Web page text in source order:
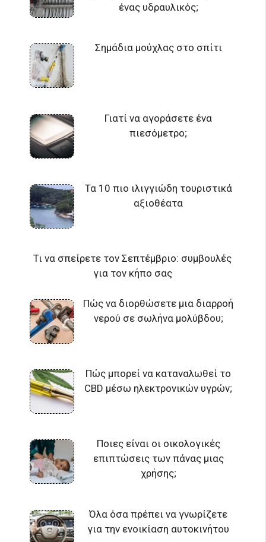
ένας υδραυλικός;
Σημάδια μούχλας στο σπίτι
Γιατί να αγοράσετε ένα
πιεσόμετρο;
Τα 10 πιο ιλιγγιώδη τουριστικά
αξιοθέατα
Τι να σπείρετε τον Σεπτέμβριο: συμβουλές
για τον κήπο σας
Πώς να διορθώσετε μια διαρροή
νερού σε σωλήνα μολύβδου;
Πώς μπορεί να καταναλωθεί το
CBD μέσω ηλεκτρονικών υγρών;
Ποιες είναι οι οικολογικές
επιπτώσεις των πάνας μιας
χρήσης;
Όλα όσα πρέπει να γνωρίζετε
για την ενοικίαση αυτοκινήτου